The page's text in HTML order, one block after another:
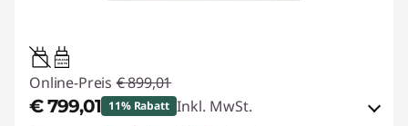
45W-65W
USB PD
Online-Preis € 899,01
€ 799,01 11% Rabatt Inkl. MwSt.